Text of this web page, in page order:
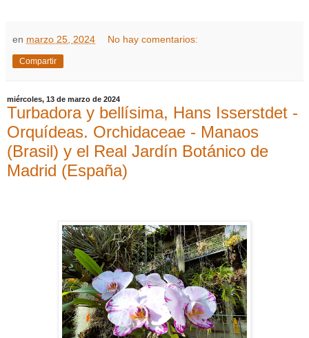
en marzo 25, 2024 No hay comentarios:
Compartir
miércoles, 13 de marzo de 2024
Turbadora y bellísima, Hans Isserstdet -
Orquídeas. Orchidaceae - Manaos
(Brasil) y el Real Jardín Botánico de
Madrid (España)